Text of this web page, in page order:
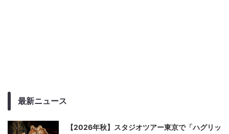
最新ニュース
【2026年秋】スタジオツアー東京で「ハグリッ